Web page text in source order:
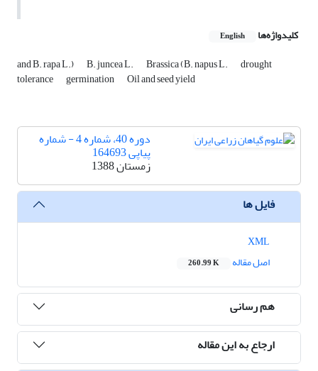
کلیدواژه‌ها English
and B. rapa L.) B. juncea L. Brassica (B. napus L. drought
tolerance germination Oil and seed yield
دوره 40، شماره 4 - شماره
پیاپی 164693
زمستان 1388
فایل ها
اصل مقاله
260.99 K
هم رسانی
ارجاع به این مقاله